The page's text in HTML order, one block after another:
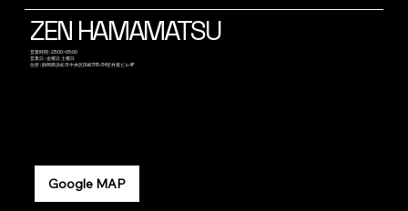
Google MAP
ZEN HAMAMATSU
​営業時間 : 23:00~05:00
営業日 : 金曜日 土曜日
​住所 : 静岡県浜松市中央区田町315-34笠井屋ビル4F